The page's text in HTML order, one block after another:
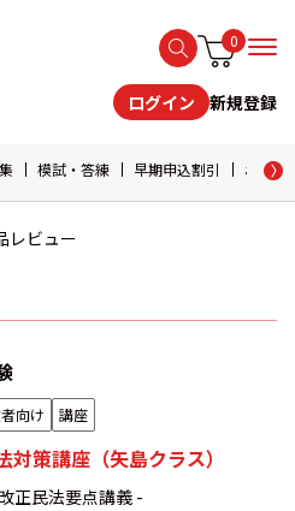
0
ログイン 新規登録
模試・答練 早期申込割引 おため
レビュー
向け 講座
対策講座（矢島クラス）
正民法要点講義 -